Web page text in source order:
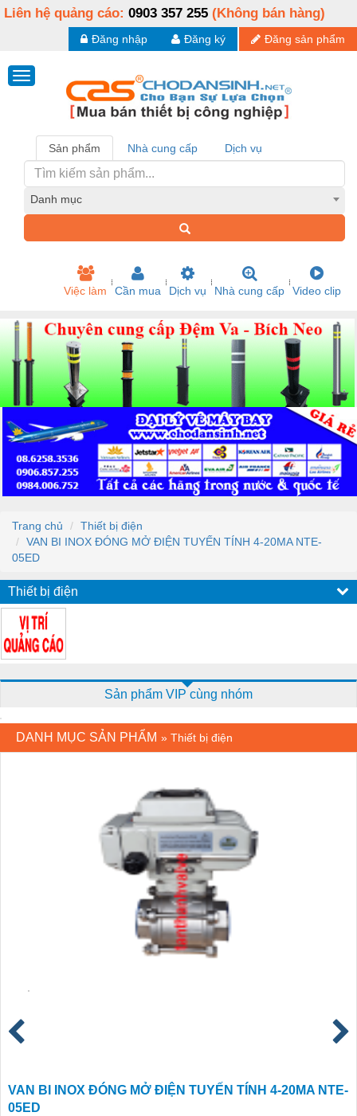
Liên hệ quảng cáo: 0903 357 255 (Không bán hàng)
Đăng sản phẩm
Đăng ký
Đăng nhập
Sản phẩm Nhà cung cấp Dịch vụ
Danh mục
Việc làm Cần mua Dịch vụ Nhà cung cấp Video clip
Trang chủ
Thiết bị điện
VAN BI INOX ĐÓNG MỞ ĐIỆN TUYẾN TÍNH 4-20MA NTE-
05ED
Thiết bị điện
Sản phẩm VIP cùng nhóm
DANH MỤC SẢN PHẨM » Thiết bị điện
VAN BI INOX ĐÓNG MỞ ĐIỆN TUYẾN TÍNH 4-20MA NTE-
05ED